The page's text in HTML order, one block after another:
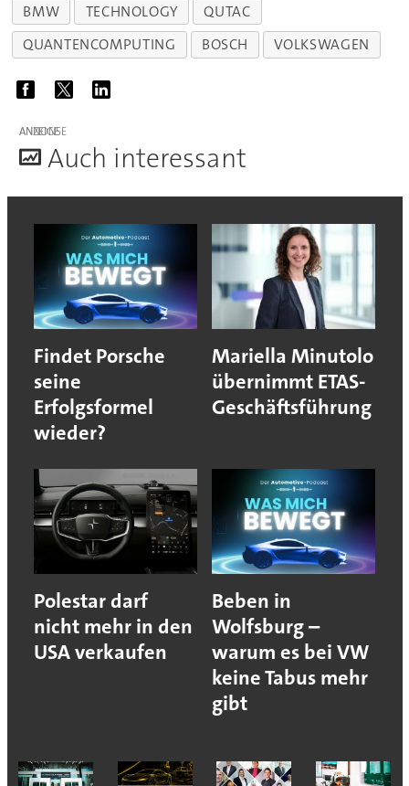
BMW TECHNOLOGY
QUTAC
QUANTENCOMPUTING
BOSCH VOLKSWAGEN
ANZEIGE
Auch interessant
Findet Porsche
seine
Erfolgsformel
wieder?
Mariella Minutolo
übernimmt ETAS-
Geschäftsführung
Polestar darf
nicht mehr in den
USA verkaufen
Beben in
Wolfsburg –
warum es bei VW
keine Tabus mehr
gibt